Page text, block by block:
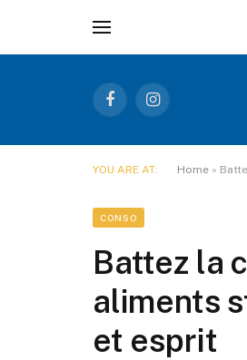
FacebookInstagram
YOU ARE AT: Home »
CONSO
Battez la
aliments
et esprit